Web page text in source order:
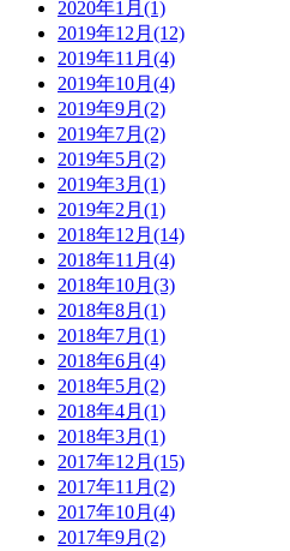
2020年1月(1)
2019年12月(12)
2019年11月(4)
2019年10月(4)
2019年9月(2)
2019年7月(2)
2019年5月(2)
2019年3月(1)
2019年2月(1)
2018年12月(14)
2018年11月(4)
2018年10月(3)
2018年8月(1)
2018年7月(1)
2018年6月(4)
2018年5月(2)
2018年4月(1)
2018年3月(1)
2017年12月(15)
2017年11月(2)
2017年10月(4)
2017年9月(2)